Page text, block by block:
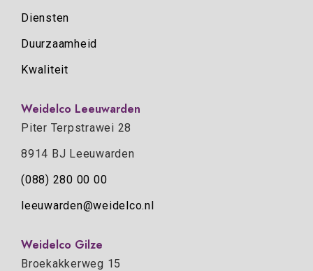
Diensten
Duurzaamheid
Kwaliteit
Weidelco Leeuwarden
Piter Terpstrawei 28
8914 BJ Leeuwarden
(088) 280 00 00
leeuwarden@weidelco.nl
Weidelco Gilze
Broekakkerweg 15